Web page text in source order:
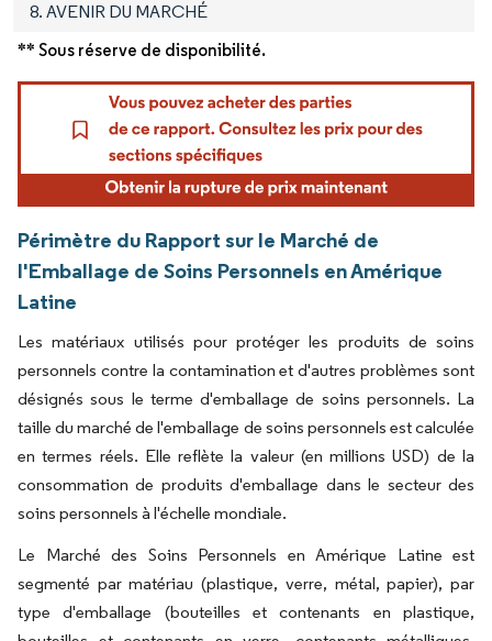
8. AVENIR DU MARCHÉ
** Sous réserve de disponibilité.
Périmètre du Rapport sur le Marché de
l'Emballage de Soins Personnels en Amérique
Latine
Les matériaux utilisés pour protéger les produits de soins
personnels contre la contamination et d'autres problèmes sont
désignés sous le terme d'emballage de soins personnels. La
taille du marché de l'emballage de soins personnels est calculée
en termes réels. Elle reflète la valeur (en millions USD) de la
consommation de produits d'emballage dans le secteur des
soins personnels à l'échelle mondiale.
Le Marché des Soins Personnels en Amérique Latine est
segmenté par matériau (plastique, verre, métal, papier), par
type d'emballage (bouteilles et contenants en plastique,